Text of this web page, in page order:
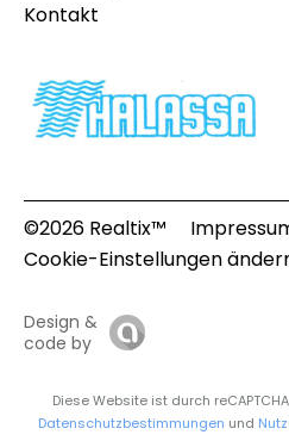
Kontakt
©2026 Realtix™
Cookie-Einstellungen
Design &
code by
Diese Website ist durch
Datenschutzbestimmungen und